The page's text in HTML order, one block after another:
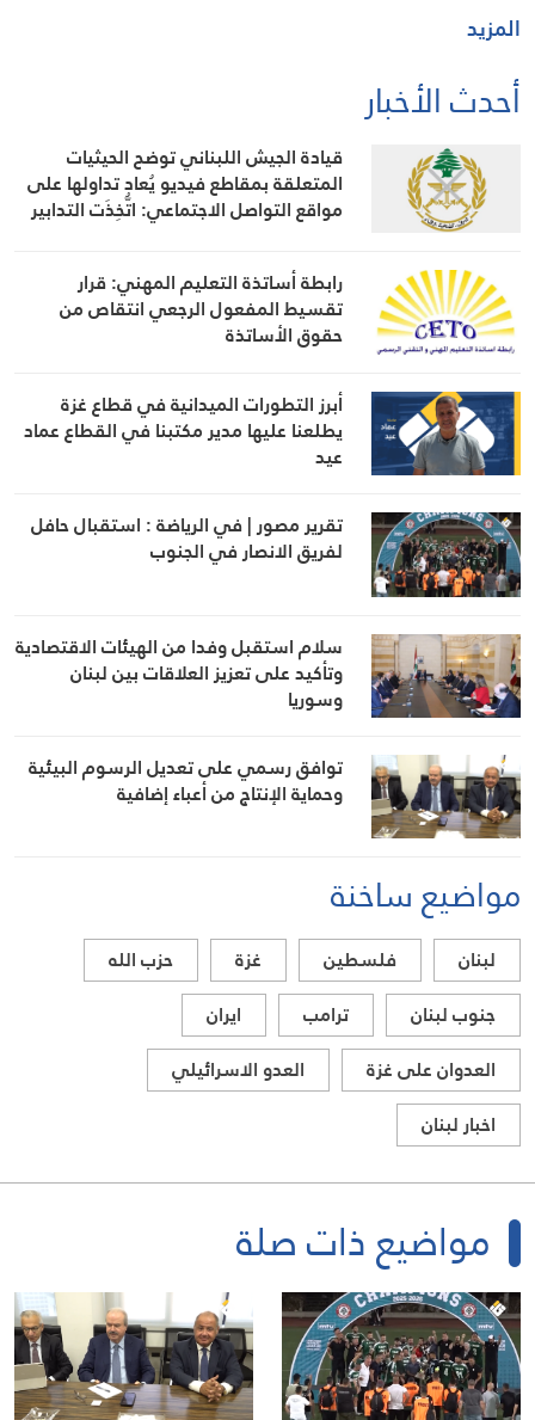
المزيد
أحدث الأخبار
قيادة الجيش اللبناني توضح الحيثيات
المتعلقة بمقاطع فيديو يُعاد تداولها على
مواقع التواصل الاجتماعي: اتُّخِذَت التدابير
رابطة أساتذة التعليم المهني: قرار
تقسيط المفعول الرجعي انتقاص من
حقوق الأساتذة
أبرز التطورات الميدانية في قطاع غزة
يطلعنا عليها مدير مكتبنا في القطاع عماد
عيد
تقرير مصور | في الرياضة : استقبال حافل
لفريق الانصار في الجنوب
سلام استقبل وفدا من الهيئات الاقتصادية
وتأكيد على تعزيز العلاقات بين لبنان
وسوريا
توافق رسمي على تعديل الرسوم البيئية
وحماية الإنتاج من أعباء إضافية
مواضيع ساخنة
لبنان فلسطين غزة
حزب الله
جنوب لبنان
ترامب
ايران
العدوان على غزة
العدو الاسرائيلي
اخبار لبنان
مواضيع ذات صلة